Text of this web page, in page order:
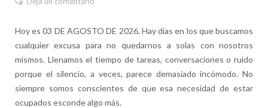
Hoy es 03 DE AGOSTO DE 2026. Hay días en los que buscamos
cualquier excusa para no quedarnos a solas con nosotros
mismos. Llenamos el tiempo de tareas, conversaciones o ruido
porque el silencio, a veces, parece demasiado incómodo. No
siempre somos conscientes de que esa necesidad de estar
ocupados esconde algo más.